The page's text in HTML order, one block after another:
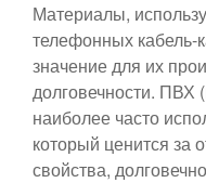
Материалы,
телефонных
значение для их
долговечности. ПВХ
наиболее часто
который ценится за
свойства,